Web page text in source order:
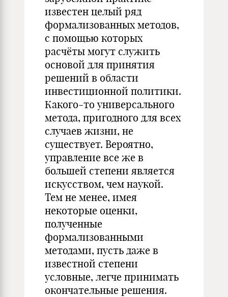
известен целый ряд
формализованных методов,
с помощью которых
расчёты могут служить
основой для принятия
решений в области
инвестиционной политики.
Какого-то универсального
метода, пригодного для всех
случаев жизни, не
существует. Вероятно,
управление все же в
большей степени является
искусством, чем наукой.
Тем не менее, имея
некоторые оценки,
полученные
формализованными
методами, пусть даже в
известной степени
условные, легче принимать
окончательные решения.